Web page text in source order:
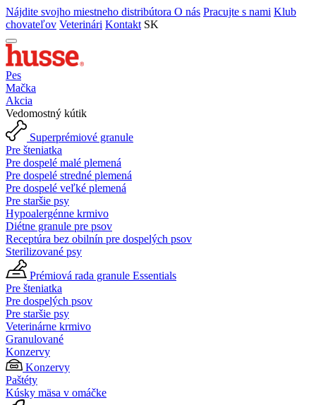
Nájdite svojho miestneho distribútora O nás Pracujte s nami Klub
chovateľov Veterinári Kontakt SK
Pes
Mačka
Akcia
Vedomostný kútik
Superprémiové granule
Pre šteniatka
Pre dospelé malé plemená
Pre dospelé stredné plemená
Pre dospelé veľké plemená
Pre staršie psy
Hypoalergénne krmivo
Diétne granule pre psov
Receptúra bez obilnín pre dospelých psov
Sterilizované psy
Prémiová rada granule Essentials
Pre šteniatka
Pre dospelých psov
Pre staršie psy
Veterinárne krmivo
Granulované
Konzervy
Konzervy
Paštéty
Kúsky mäsa v omáčke